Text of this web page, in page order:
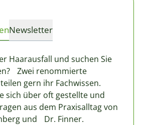
Newsletter
Haarausfall und suchen Sie
Zwei renommierte
gern ihr Fachwissen.
sich über oft gestellte und
aus dem Praxisalltag von
und Dr. Finner.